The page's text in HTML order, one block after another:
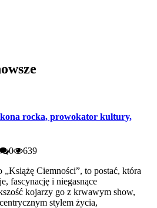
rocka, prowokator kultury,
0
639
Ciemności”, to postać, która
fascynację i niegasnące
kojarzy go z krwawym show,
stylem życia,